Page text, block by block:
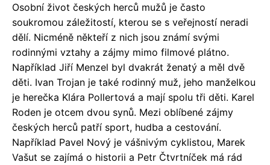
Osobní život českých herců mužů je často
soukromou záležitostí, kterou se s veřejností neradi
dělí. Nicméně někteří z nich jsou známí svými
rodinnými vztahy a zájmy mimo filmové plátno.
Například Jiří Menzel byl dvakrát ženatý a měl dvě
děti. Ivan Trojan je také rodinný muž, jeho manželkou
je herečka Klára Pollertová a mají spolu tři děti. Karel
Roden je otcem dvou synů. Mezi oblíbené zájmy
českých herců patří sport, hudba a cestování.
Například Pavel Nový je vášnivým cyklistou, Marek
Vašut se zajímá o historii a Petr Čtvrtníček má rád